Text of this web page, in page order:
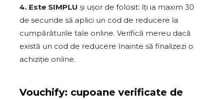
4. Este SIMPLU și ușor de folosit: îți ia maxim 30
de secunde să aplici un cod de reducere la
cumpărăturile tale online. Verifică mereu dacă
există un cod de reducere înainte să finalizezi o
achiziție online.
Vouchify: cupoane verificate de